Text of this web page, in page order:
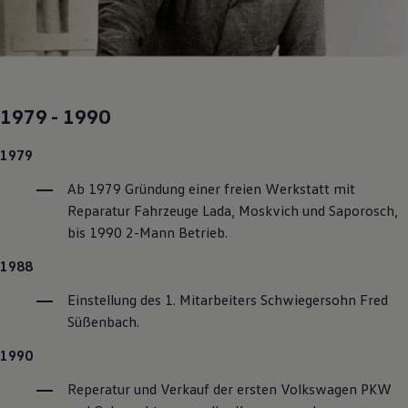
Magazin
Lifestyle
Transport
Pannen- und Unfallhilfe
1979 - 1990
1979
Ab 1979 Gründung einer freien Werkstatt mit
Reparatur Fahrzeuge Lada, Moskvich und Saporosch,
bis 1990 2-Mann Betrieb.
1988
Einstellung des 1. Mitarbeiters Schwiegersohn Fred
Süßenbach.
1990
Reperatur und Verkauf der ersten Volkswagen PKW